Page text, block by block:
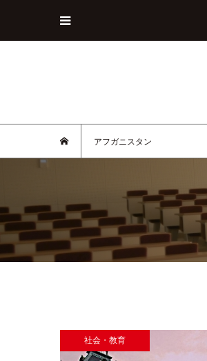
アフガニスタン
社会・教育